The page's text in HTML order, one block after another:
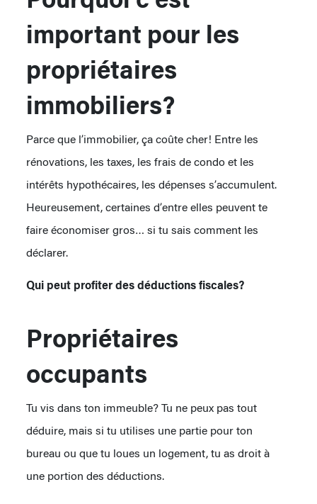
important pour les
propriétaires
immobiliers?
Parce que l’immobilier, ça coûte cher! Entre les
rénovations, les taxes, les frais de condo et les
intérêts hypothécaires, les dépenses s’accumulent.
Heureusement, certaines d’entre elles peuvent te
faire économiser gros… si tu sais comment les
déclarer.
Qui peut profiter des déductions fiscales?
Propriétaires
occupants
Tu vis dans ton immeuble? Tu ne peux pas tout
déduire, mais si tu utilises une partie pour ton
bureau ou que tu loues un logement, tu as droit à
une portion des déductions.